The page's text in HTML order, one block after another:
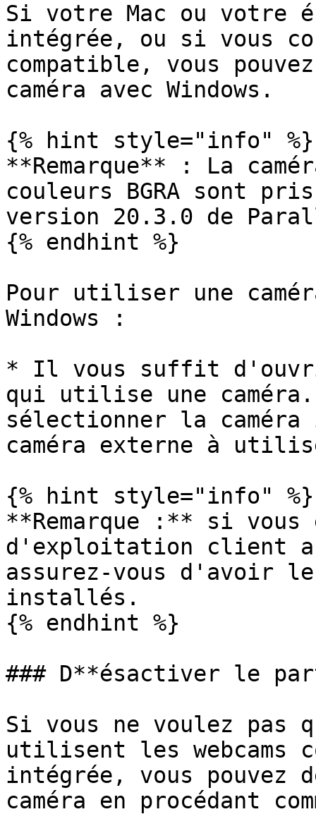
Si votre Mac ou votre
intégrée, ou si vous
compatible, vous
caméra avec Windows.
{% hint style="info" %}
**Remarque** : La
couleurs BGRA sont
version 20.3.0 de
{% endhint %}
Pour utiliser une
Windows :
* Il vous suffit
qui utilise une caméra.
sélectionner la
caméra externe à
{% hint style="info" %}
**Remarque :** si vous
d'exploitation client
assurez-vous d'avoir
installés.
{% endhint %}
### D**ésactiver le
Si vous ne voulez pas
utilisent les webcams
intégrée, vous pouvez
caméra en procédant